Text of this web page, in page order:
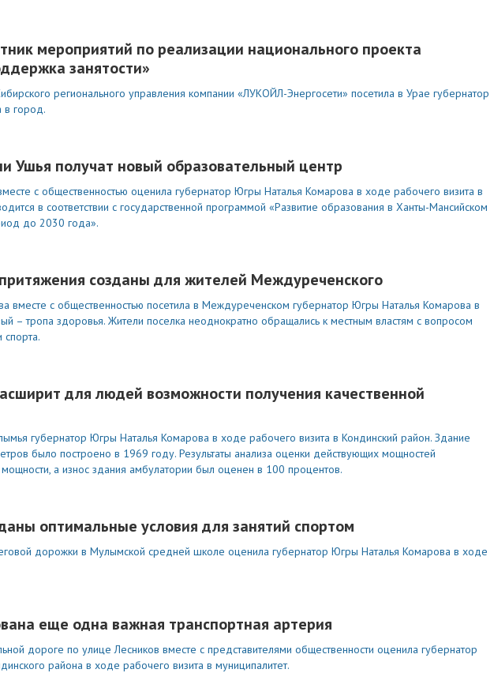
мероприятий по реализации национального проекта
занятости»
регионального управления компании «ЛУКОЙЛ-Энергосети» посетила в Урае губернатор
в город.
Ушья получат новый образовательный центр
с общественностью оценила губернатор Югры Наталья Комарова в ходе рабочего визита в
в соответствии с государственной программой «Развитие образования в Ханты-Мансийском
до 2030 года».
созданы для жителей Междуреченского
вместе с общественностью посетила в Междуреченском губернатор Югры Наталья Комарова в
– тропа здоровья. Жители поселка неоднократно обращались к местным властям с вопросом
спорта.
для людей возможности получения качественной
губернатор Югры Наталья Комарова в ходе рабочего визита в Кондинский район. Здание
было построено в 1969 году. Результаты анализа оценки действующих мощностей
а износ здания амбулатории был оценен в 100 процентов.
оптимальные условия для занятий спортом
дорожки в Мулымской средней школе оценила губернатор Югры Наталья Комарова в ходе
еще одна важная транспортная артерия
дороге по улице Лесников вместе с представителями общественности оценила губернатор
района в ходе рабочего визита в муниципалитет.